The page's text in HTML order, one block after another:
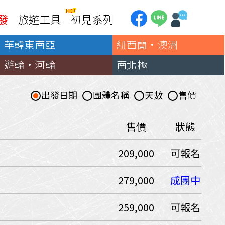
加東賞楓
加西大環線
美西國家公園
巴西嘉年華
旅遊工具
銀行優惠
第一銀行刷卡回饋
聯邦銀行刷卡回饋
國泰世華刷卡回饋
中國信託3期/6期
初見系列
華韓東南亞
紐西蘭·澳洲
遊輪·河輪
南北極
售價
天數
團體名稱
出發日期
售價
狀態
可報名
209,000
成團中
279,000
可報名
259,000